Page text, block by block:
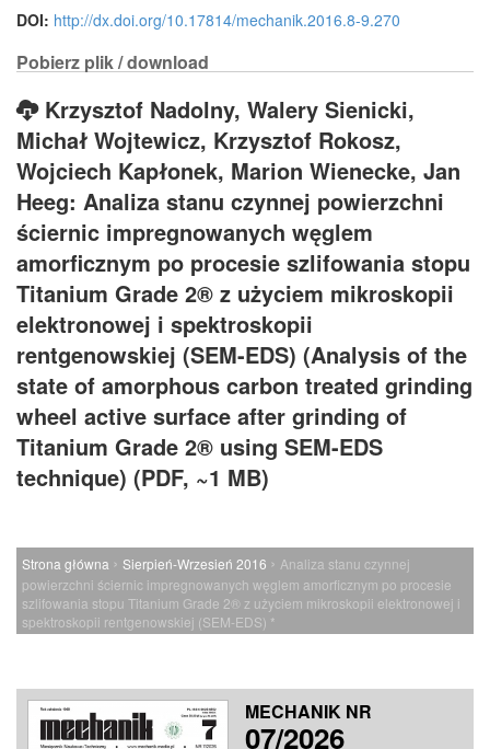
DOI: http://dx.doi.org/10.17814/mechanik.2016.8-9.270
Pobierz plik / download
Krzysztof Nadolny, Walery Sienicki,
Michał Wojtewicz, Krzysztof Rokosz,
Wojciech Kapłonek, Marion Wienecke, Jan
Heeg: Analiza stanu czynnej powierzchni
ściernic impregnowanych węglem
amorficznym po procesie szlifowania stopu
Titanium Grade 2® z użyciem mikroskopii
elektronowej i spektroskopii
rentgenowskiej (SEM-EDS) (Analysis of the
state of amorphous carbon treated grinding
wheel active surface after grinding of
Titanium Grade 2® using SEM-EDS
technique) (PDF, ~1 MB)
Strona główna › Sierpień-Wrzesień 2016 › Analiza stanu czynnej
powierzchni ściernic impregnowanych węglem amorficznym po procesie
szlifowania stopu Titanium Grade 2® z użyciem mikroskopii elektronowej i
spektroskopii rentgenowskiej (SEM-EDS) *
MECHANIK NR
07/2026